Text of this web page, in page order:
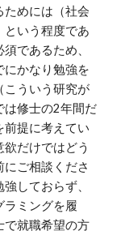
ためには（社会
という程度であ
であるため、
にかなり勉強を
こういう研究が
は修士の2年間だ
前提に考えてい
だけではどう
ご相談くださ
しておらず、
ラミングを履
で就職希望の方